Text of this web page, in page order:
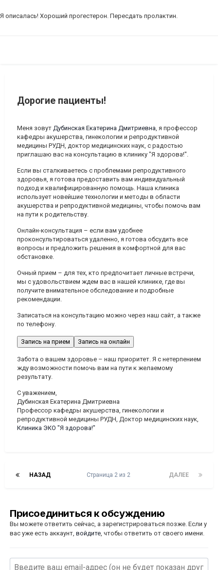
Я описалась! Хороший прогестерон. Пересдать пролактин.
Дорогие пациенты!
Меня зовут Дубинская Екатерина Дмитриевна , я профессор
кафедры акушерства, гинекологии и репродуктивной
медицины РУДН, доктор медицинских наук, с радостью
приглашаю вас на консультацию в клинику "Я здорова!".
Если вы сталкиваетесь с проблемами репродуктивного
здоровья, я готова предоставить вам индивидуальный
подход и квалифицированную помощь. Наша клиника
использует новейшие технологии и методы в области
акушерства и репродуктивной медицины, чтобы помочь вам
на пути к родительству.
Онлайн-консультация – если вам удобнее
проконсультироваться удаленно, я готова обсудить все
вопросы и предложить решения в комфортной для вас
обстановке.
Очный прием – для тех, кто предпочитает личные встречи,
мы с удовольствием ждем вас в нашей клинике, где вы
получите внимательное обследование и подробные
рекомендации.
Записаться на консультацию можно через наш сайт, а также
по телефону.
Запись на прием Запись на онлайн
Забота о вашем здоровье – наш приоритет. Я с нетерпением
жду возможности помочь вам на пути к желаемому
результату.
С уважением,
Дубинская Екатерина Дмитриевна
Профессор кафедры акушерства, гинекологии и
репродуктивной медицины РУДН, Доктор медицинских наук,
Клиника ЭКО "Я здорова!"
НАЗАД ДАЛЕЕ
Страница 2 из 2
Присоединиться к обсуждению
Вы можете ответить сейчас, а зарегистрироваться позже. Если у
вас уже есть аккаунт, войдите , чтобы ответить от своего имени.